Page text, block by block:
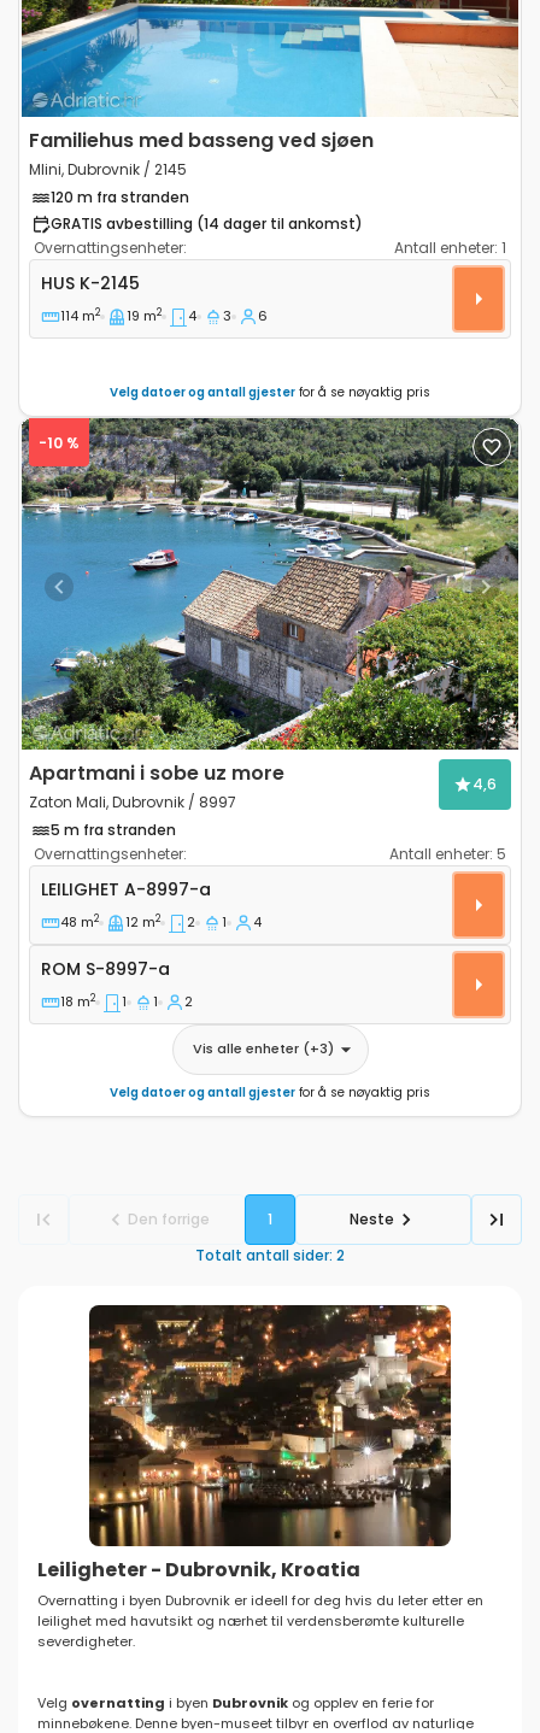
Familiehus med basseng ved sjøen
Mlini, Dubrovnik / 2145
120 m fra stranden
GRATIS avbestilling (14 dager til ankomst)
Overnattingsenheter:
Antall enheter: 1
Fireroms hus Mlini, Dubrovnik K-2145
HUS K-2145
114 m2 19 m2 4 3 6
Velg datoer og antall gjester for å se nøyaktig pris
Previous Next
-10 %
Apartmani i sobe uz more
Zaton Mali, Dubrovnik / 8997
4,6
5 m fra stranden
Overnattingsenheter:
Antall enheter: 5
Toroms leilighet Zaton Mali, Dubrovnik A-8997-a
LEILIGHET A-8997-a
48 m2 12 m2 2 1 4
Rom S-8997-a
ROM S-8997-a
18 m2 1 1 2
Vis alle enheter(+3)
Velg datoer og antall gjester for å se nøyaktig pris
Den forrige 1
Neste
Totalt antall sider: 2
Leiligheter - Dubrovnik, Kroatia
Overnatting i byen Dubrovnik er ideell for deg hvis du leter etter en
leilighet med havutsikt og nærhet til verdensberømte kulturelle
severdigheter.
Velg overnatting i byen Dubrovnik og opplev en ferie for
minnebøkene. Denne byen-museet tilbyr en overflod av naturlige